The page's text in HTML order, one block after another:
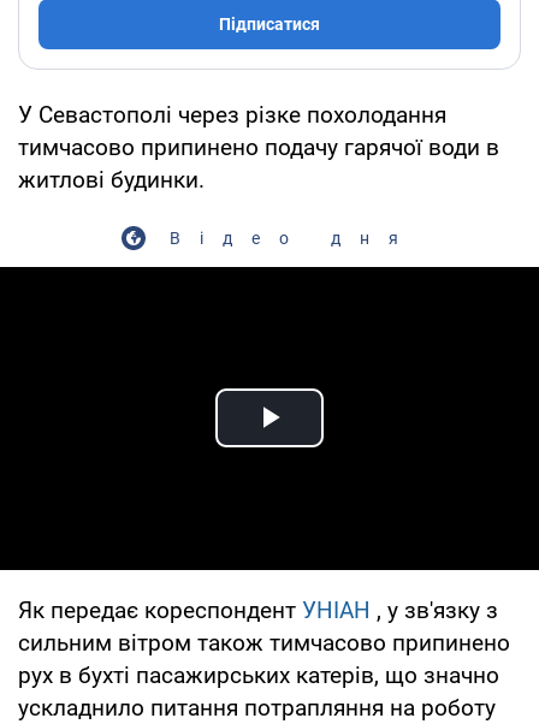
Підписатися
У Севастополі через різке похолодання
тимчасово припинено подачу гарячої води в
житлові будинки.
Відео дня
Play Video
Як передає кореспондент УНІАН , у зв'язку з
сильним вітром також тимчасово припинено
рух в бухті пасажирських катерів, що значно
ускладнило питання потрапляння на роботу